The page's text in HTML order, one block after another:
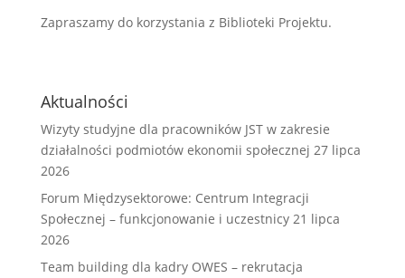
Zapraszamy do korzystania z Biblioteki Projektu.
Aktualności
Wizyty studyjne dla pracowników JST w zakresie
działalności podmiotów ekonomii społecznej 27 lipca
2026
Forum Międzysektorowe: Centrum Integracji
Społecznej – funkcjonowanie i uczestnicy 21 lipca
2026
Team building dla kadry OWES – rekrutacja